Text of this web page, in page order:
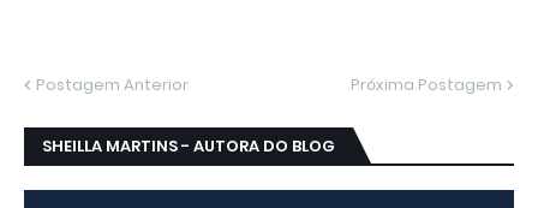
Postagem Anterior Próxima Postagem
SHEILLA MARTINS - AUTORA DO BLOG